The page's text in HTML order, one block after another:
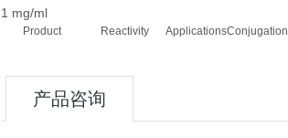
1 mg/ml
Product Reactivity ApplicationsConjugation
产品咨询